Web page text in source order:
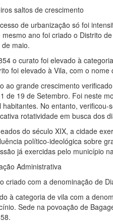
saltos de crescimento
de urbanização só foi
mesmo ano foi criado o Distrito
maio.
o curato foi elevado à
foi elevado à Vila, com o
ao grande crescimento
de 19 de Setembro. Foi neste
habitantes. No entanto,
rotatividade em busca dos
do século XIX, a cidade
político-ideológica sobre
já exercidas pelo município
Administrativa
criado com a denominação de
à categoria de vila com a
Sede na povoação de